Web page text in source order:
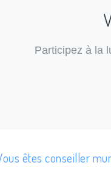
Participez à la
êtes conseiller